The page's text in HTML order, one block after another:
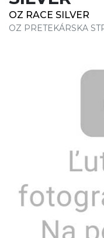
OZ RACE SILVER
OZ PRETEKÁRSKA